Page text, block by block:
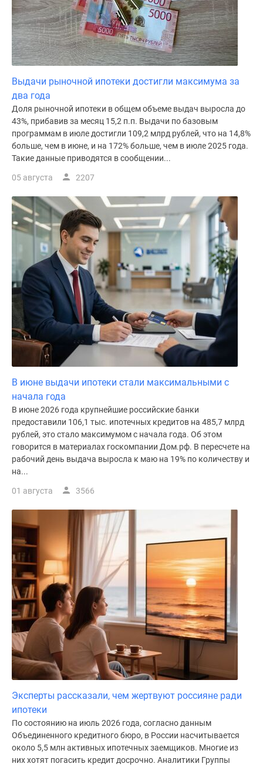
Дома
коттеджи
Коттеджные
поселки
Новой
Москве
Готовые
коттеджные
поселки
Строящиеся
коттеджные
Коттеджные
поселки
Коттеджные
поселки
водоема
Коттеджные
поселки
центры
Коттеджи
Скидки
акции
Макс
Выдачи рыночной ипотеки достигли максимума за
два года
Доля рыночной ипотеки в общем объеме выдач выросла до
43%, прибавив за месяц 15,2 п.п. Выдачи по базовым
программам в июле достигли 109,2 млрд рублей, что на 14,8%
больше, чем в июне, и на 172% больше, чем в июле 2025 года.
Такие данные приводятся в сообщении...
05 августа 2207
В июне выдачи ипотеки стали максимальными с
начала года
В июне 2026 года крупнейшие российские банки
предоставили 106,1 тыс. ипотечных кредитов на 485,7 млрд
рублей, это стало максимумом с начала года. Об этом
говорится в материалах госкомпании Дом.рф. В пересчете на
рабочий день выдача выросла к маю на 19% по количеству и
на...
01 августа 3566
Эксперты рассказали, чем жертвуют россияне ради
ипотеки
По состоянию на июль 2026 года, согласно данным
Объединенного кредитного бюро, в России насчитывается
около 5,5 млн активных ипотечных заемщиков. Многие из
них хотят погасить кредит досрочно. Аналитики Группы